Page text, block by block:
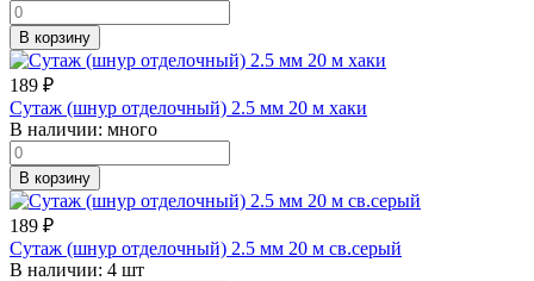
В корзину
189 ₽
Сутаж (шнур отделочный) 2.5 мм 20 м хаки
В наличии: много
В корзину
189 ₽
Сутаж (шнур отделочный) 2.5 мм 20 м св.серый
В наличии: 4 шт